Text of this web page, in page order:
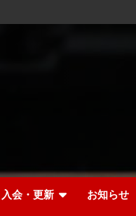
入会・更新 お知らせ